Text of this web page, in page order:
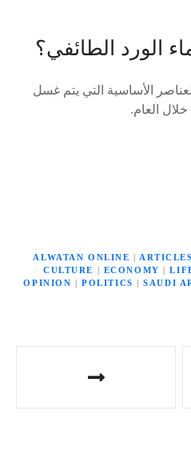
الورد الطائفي؟
الأساسية التي يتم غسل
العام.
ALWATAN ONLINE | ARTICLES
CULTURE
| ECONOMY |
OPINION |POLITICS |SAUDI